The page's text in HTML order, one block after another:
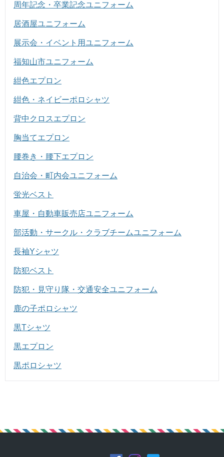
周年記念・卒業記念ユニフォーム
居酒屋ユニフォーム
展示会・イベント用ユニフォーム
福知山市ユニフォーム
紺色エプロン
紺色・ネイビーポロシャツ
背中クロスエプロン
胸当てエプロン
腰巻き・腰下エプロン
自治会・町内会ユニフォーム
蛍光ベスト
車屋・自動車販売店ユニフォーム
部活動・サークル・クラブチームユニフォーム
長袖Yシャツ
防犯ベスト
防犯・見守り隊・交通安全ユニフォーム
鹿の子ポロシャツ
黒Tシャツ
黒エプロン
黒ポロシャツ